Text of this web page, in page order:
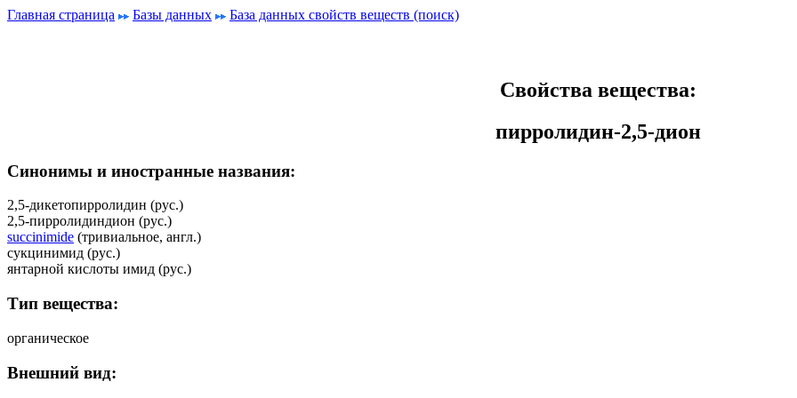
Главная страница Базы данных База данных свойств веществ (поиск)
Свойства вещества:
пирролидин-2,5-дион
Синонимы и иностранные названия:
2,5-дикетопирролидин (рус.)
2,5-пирролидиндион (рус.)
succinimide (тривиальное, англ.)
сукцинимид (рус.)
янтарной кислоты имид (рус.)
Тип вещества:
органическое
Внешний вид: